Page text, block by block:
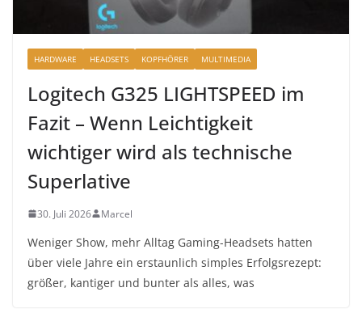
HARDWARE HEADSETS KOPFHÖRER MULTIMEDIA
Logitech G325 LIGHTSPEED im
Fazit – Wenn Leichtigkeit
wichtiger wird als technische
Superlative
30. Juli 2026 Marcel
Weniger Show, mehr Alltag Gaming-Headsets hatten
über viele Jahre ein erstaunlich simples Erfolgsrezept:
größer, kantiger und bunter als alles, was